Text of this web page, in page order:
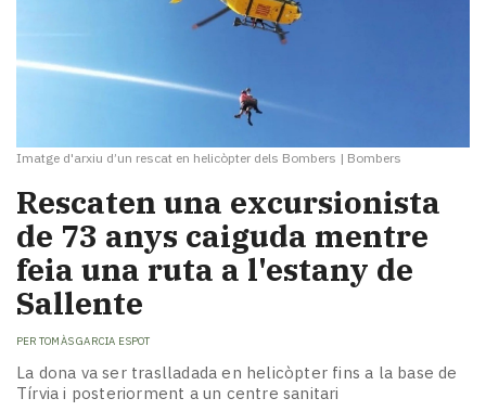
Imatge d'arxiu d’un rescat en helicòpter dels Bombers | Bombers
Rescaten una excursionista
de 73 anys caiguda mentre
feia una ruta a l'estany de
Sallente
PER TOMÀS GARCIA ESPOT
La dona va ser traslladada en helicòpter fins a la base de
Tírvia i posteriorment a un centre sanitari